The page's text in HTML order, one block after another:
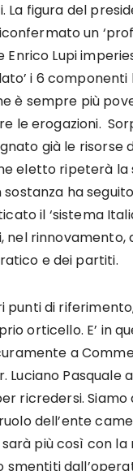
La figura del
un
Enrico Lupi
i 6
è sempre più
le erogazioni.
già le risorse
eletto ripeterà la
sostanza ha
il ‘sistema
rinnovamento,
e dei partiti.
punti di
orticello. E’ in
a
Luciano
ricredersi.
dell’ente
più così con
smentiti